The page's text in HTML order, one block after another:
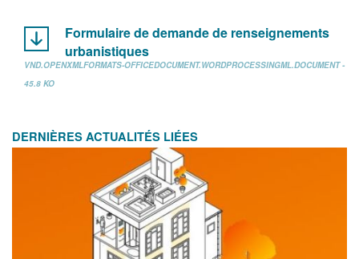
Formulaire de demande de renseignements
urbanistiques
VND.OPENXMLFORMATS-OFFICEDOCUMENT.WORDPROCESSINGML.DOCUMENT -
45.8 KO
DERNIÈRES ACTUALITÉS LIÉES